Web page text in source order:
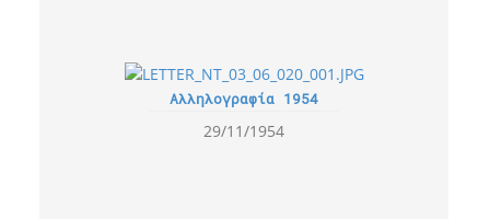
Αλληλογραφία 1954
29/11/1954